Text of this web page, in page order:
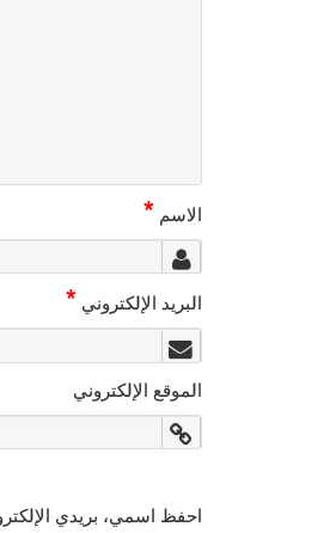
الاسم *
البريد الإلكتروني *
الموقع الإلكتروني
احفظ اسمي، بريدي